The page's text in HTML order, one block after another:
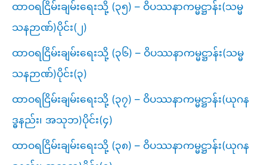
ထာဝရငြိမ်းချမ်းရေးသို့ (၃၅) – ဝိပဿနာကမ္မဋ္ဌာန်း(သမ္မ
သနဉာဏ်)ပိုင်း(၂)
ထာဝရငြိမ်းချမ်းရေးသို့ (၃၆) – ဝိပဿနာကမ္မဋ္ဌာန်း(သမ္မ
သနဉာဏ်)ပိုင်း(၃)
ထာဝရငြိမ်းချမ်းရေးသို့ (၃၇) – ဝိပဿနာကမ္မဋ္ဌာန်း(ယုဂန
ဒ္ဓနည်း၊ အသုဘ)ပိုင်း(၄)
ထာဝရငြိမ်းချမ်းရေးသို့ (၃၈) – ဝိပဿနာကမ္မဋ္ဌာန်း(ယုဂန